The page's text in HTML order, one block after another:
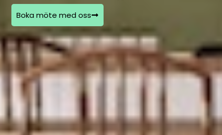
Boka möte med oss